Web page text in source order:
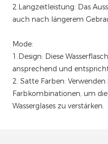
2.Langzeitleistung: Das
auch nach längerem
Mode:
1.Design: Diese
ansprechend und
2. Satte Farben:
Farbkombinationen, um
Wasserglases zu verstärken.